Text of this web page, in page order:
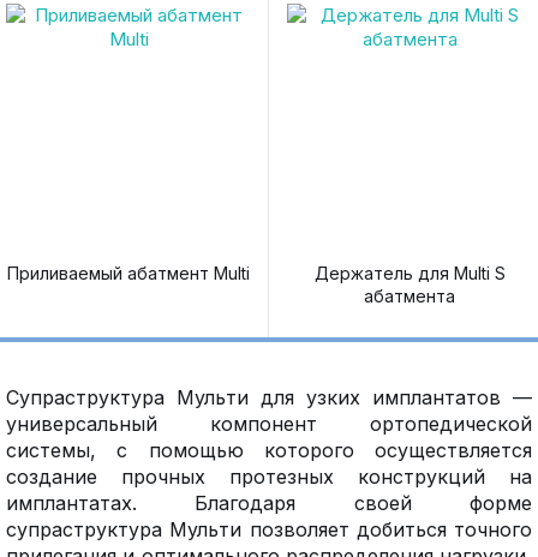
Приливаемый абатмент Multi
Держатель для Multi S
абатмента
Супраструктура Мульти для узких имплантатов —
универсальный компонент ортопедической
системы, с помощью которого осуществляется
создание прочных протезных конструкций на
имплантатах. Благодаря своей форме
супраструктура Мульти позволяет добиться точного